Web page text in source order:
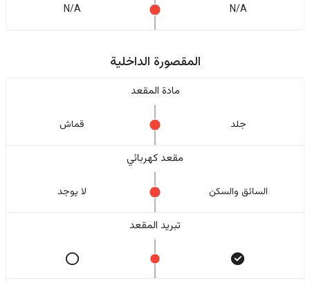
N/A
N/A
المقصورة الداخلية
مادة المقعد
جلد قماش
مقعد كهربائي
السائق والسکن لا یوجد
تبريد المقعد